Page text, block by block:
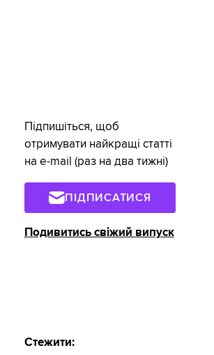
Підпишіться, щоб
отримувати найкращі статті
на e-mail (раз на два тижні)
ПІДПИСАТИСЯ
Подивитись свіжий випуск
Стежити: